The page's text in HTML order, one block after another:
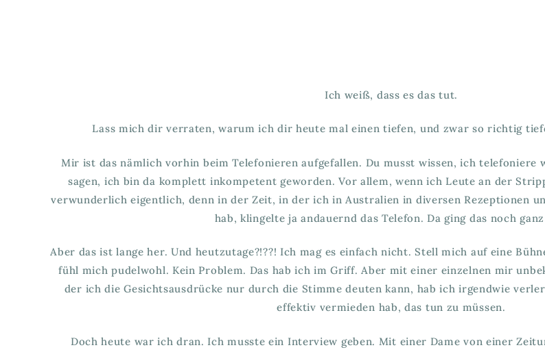
Ich weiß, dass es das tut.
Lass mich dir verraten, warum ich dir heute mal einen tiefen, und zwar so richtig
Mir ist das nämlich vorhin beim Telefonieren aufgefallen. Du musst wissen, ich telefoniere
sagen, ich bin da komplett inkompetent geworden. Vor allem, wenn ich Leute an der
verwunderlich eigentlich, denn in der Zeit, in der ich in Australien in diversen Rezeptionen
hab, klingelte ja andauernd das Telefon. Da ging das noch
Aber das ist lange her. Und heutzutage?!??! Ich mag es einfach nicht. Stell mich auf eine
fühl mich pudelwohl. Kein Problem. Das hab ich im Griff. Aber mit einer einzelnen mir
der ich die Gesichtsausdrücke nur durch die Stimme deuten kann, hab ich irgendwie
effektiv vermieden hab, das tun zu müssen.
Doch heute war ich dran. Ich musste ein Interview geben. Mit einer Dame von einer